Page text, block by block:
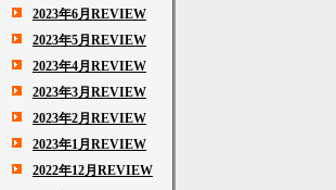
2023年6月REVIEW
2023年5月REVIEW
2023年4月REVIEW
2023年3月REVIEW
2023年2月REVIEW
2023年1月REVIEW
2022年12月REVIEW